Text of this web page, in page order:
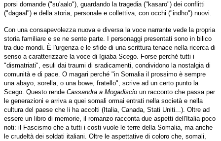
porsi domande ("su'aalo"), guardando la tragedia ("kasaro") dei conflitti
("dagaal") e della storia, personale e collettiva, con occhi ("indho") nuovi.
Con una consapevolezza nuova e diversa la voce narrante vede la propria
storia familiare e se ne sente parte. I personaggi presentati sono in bilico
tra due mondi. È l'urgenza e le sfide di una scrittura tenace nella ricerca di
senso a caratterizzare la voce di Igiaba Scego. Forse perché tutti i
"dismatriati", esuli dai traumi di sradicamenti, condividono la nostalgia di
comunità e di pace. O magari perché "in Somalia il prossimo è sempre
una abayo, sorella, o una bowe, fratello", scrive ad un certo punto la
Scego. Questo rende Cassandra a Mogadiscio un racconto che passa per
le generazioni e arriva a quei somali ormai entrati nella società e nella
cultura del paese che li ha accolti (Italia, Canada, Stati Uniti...). Oltre ad
essere un libro di memorie, il romanzo racconta due aspetti dell'Italia poco
noti: il Fascismo che a tutti i costi vuole le terre della Somalia, ma anche
le crudeltà dei soldati italiani. Oltre le aspettative di coloro che, somali,